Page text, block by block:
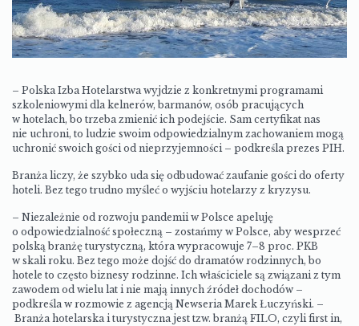
– Polska Izba Hotelarstwa wyjdzie z konkretnymi programami
szkoleniowymi dla kelnerów, barmanów, osób pracujących
w hotelach, bo trzeba zmienić ich podejście. Sam certyfikat nas
nie uchroni, to ludzie swoim odpowiedzialnym zachowaniem mogą
uchronić swoich gości od nieprzyjemności – podkreśla prezes PIH.
Branża liczy, że szybko uda się odbudować zaufanie gości do oferty
hoteli. Bez tego trudno myśleć o wyjściu hotelarzy z kryzysu.
– Niezależnie od rozwoju pandemii w Polsce apeluję
o odpowiedzialność społeczną – zostańmy w Polsce, aby wesprzeć
polską branżę turystyczną, która wypracowuje 7–8 proc. PKB
w skali roku. Bez tego może dojść do dramatów rodzinnych, bo
hotele to często biznesy rodzinne. Ich właściciele są związani z tym
zawodem od wielu lat i nie mają innych źródeł dochodów –
podkreśla w rozmowie z agencją Newseria Marek Łuczyński. –
Branża hotelarska i turystyczna jest tzw. branżą FILO, czyli first in,